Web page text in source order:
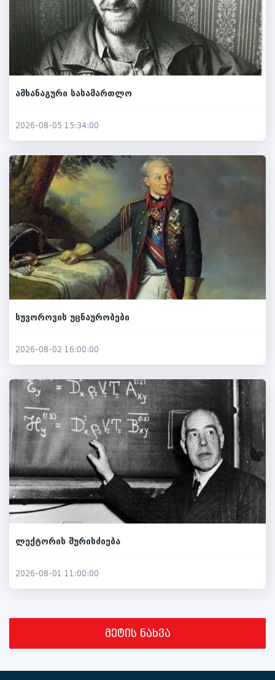
ამხანაგური სასამართლო
2026-08-05 15:34:00
სუვოროვის უცნაურობები
2026-08-02 16:00:00
ლექტორის შურისძიება
2026-08-01 11:00:00
მეტის ნახვა